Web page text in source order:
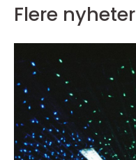
Flere nyheter